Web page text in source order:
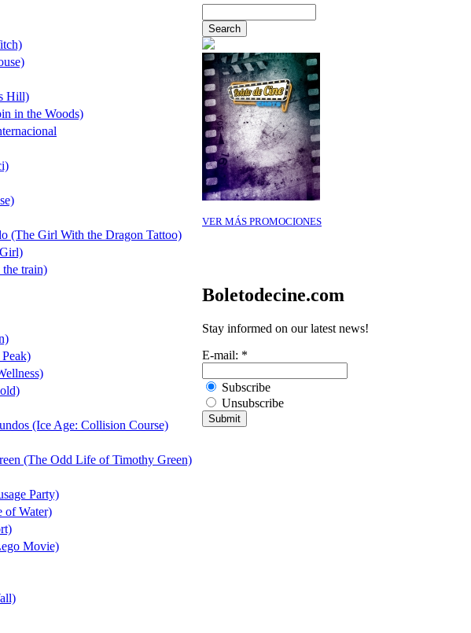
Hill)
in the Woods)
(The Girl With the Dragon Tattoo)
train)
(Ice Age: Collision Course)
(The Odd Life of Timothy Green)
Party)
of Water)
Movie)
VER MÁS PROMOCIONES
Boletodecine.com
Stay informed on our latest news!
E-mail: *
Subscribe
Unsubscribe